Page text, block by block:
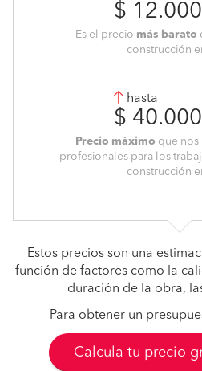
$
Es el precio más barato
construcción
hasta
$
Precio máximo que nos
profesionales para los
construcción
Estos precios son una
función de factores como la
duración de la obra,
Para obtener un
Calcula tu precio